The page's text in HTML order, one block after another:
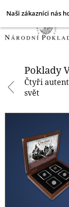
Naši zákazníci nás
Poklady
Čtyři
svět